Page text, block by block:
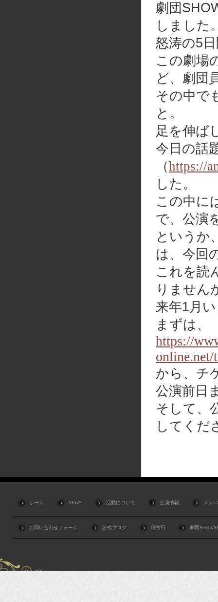
劇団
しました
怒涛の5
この劇場
ど、劇団
その中で
と。
足を伸ば
今日の話
（https://
した。
この中に
で、公演
というか
は、今回
これを読
りません
来年1月
まずは、
https://
online.net/
から、チ
公演前日
そして、
してくだ
ホーム NEWS 活動について 公演情報 メン
お問い合わせフォーム 公式ブログ 稽古日 劇団SHOWA